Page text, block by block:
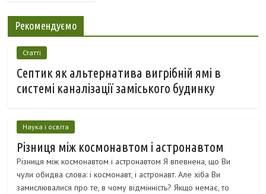
Рекомендуємо
Статті
Септик як альтернатива вигрібній ямі в
системі каналізації заміського будинку
Наука і освіта
Різниця між космонавтом і астронавтом
Різниця між космонавтом і астронавтом Я впевнена, що Ви
чули обидва слова: і космонавт, і астронавт. Але хіба Ви
замислювалися про те, в чому відмінність? Якщо немає, то